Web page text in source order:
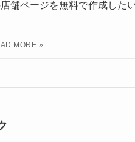
舗ページを無料で作成した